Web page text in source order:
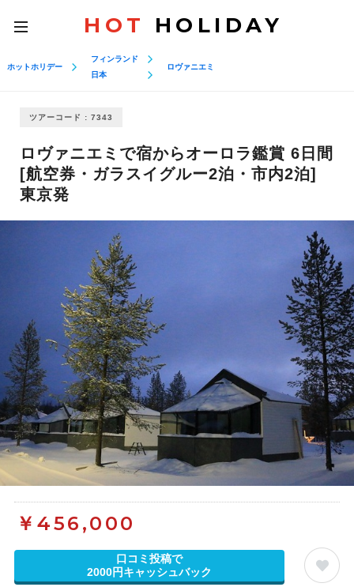
toggle
navigation
HOT HOLIDAY
ホットホリデー
フィンランド
日本
ロヴァニエミ
ツアーコード : 7343
ロヴァニエミで宿からオーロラ鑑賞 6日間
[航空券・ガラスイグルー2泊・市内2泊]
東京発
￥456,000
口コミ投稿で
2000円キャッシュバック